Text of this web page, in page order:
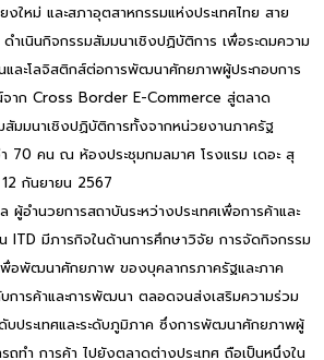
งใหม่ และสภาอุตสาหกรรมแห่งประเทศไทย สาย
ำเนินกิจกรรมสัมมนาเชิงปฏิบัติการ เพื่อระดมความ
และโลจิสติกส์ต่อการพัฒนาศักยภาพผู้ประกอบการ
น์จาก Cross Border E-Commerce สู่ตลาด
สัมมนาเชิงปฏิบัติการทั้งจากหน่วยงานภาครัฐ
70 คน ณ ห้องประชุมกมลมาศ โรงแรม เดอะ สุ
กันยายน 2567
วยการสถาบันระหว่างประเทศเพื่อการค้าและ
ITD มีภารกิจในด้านการศึกษาวิจัย การจัดกิจกรรม
อพัฒนาศักยภาพ ของบุคลากรภาครัฐและภาค
การค้าและการพัฒนา ตลอดจนส่งเสริมความร่วม
บประเทศและระดับภูมิภาค ซึ่งการพัฒนาศักยภาพผู้
ถทำ การค้า ไปยังตลาดต่างประเทศ ถือเป็นหนึ่งใน